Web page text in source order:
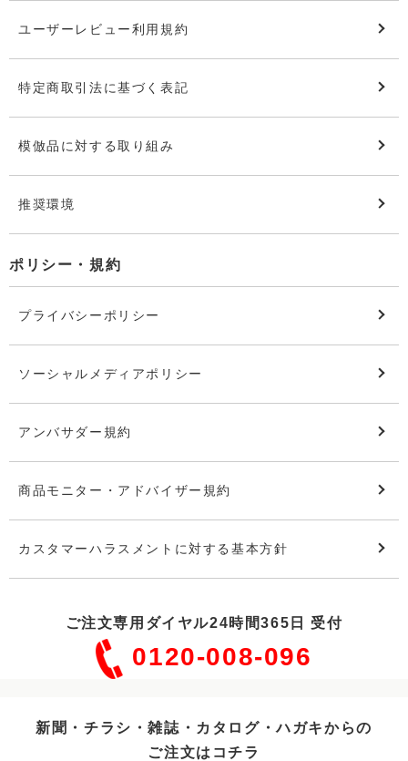
ユーザーレビュー利用規約
特定商取引法に基づく表記
模倣品に対する取り組み
推奨環境
ポリシー・規約
プライバシーポリシー
ソーシャルメディアポリシー
アンバサダー規約
商品モニター・アドバイザー規約
カスタマーハラスメントに対する基本方針
ご注文専用ダイヤル24時間365日 受付
0120-008-096
新聞・チラシ・雑誌・カタログ・ハガキからの
ご注文はコチラ